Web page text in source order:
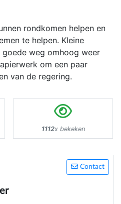
rondkomen helpen en
te helpen. Kleine
goede weg omhoog weer
om een paar
van de regering.
1112x bekeken
Contact